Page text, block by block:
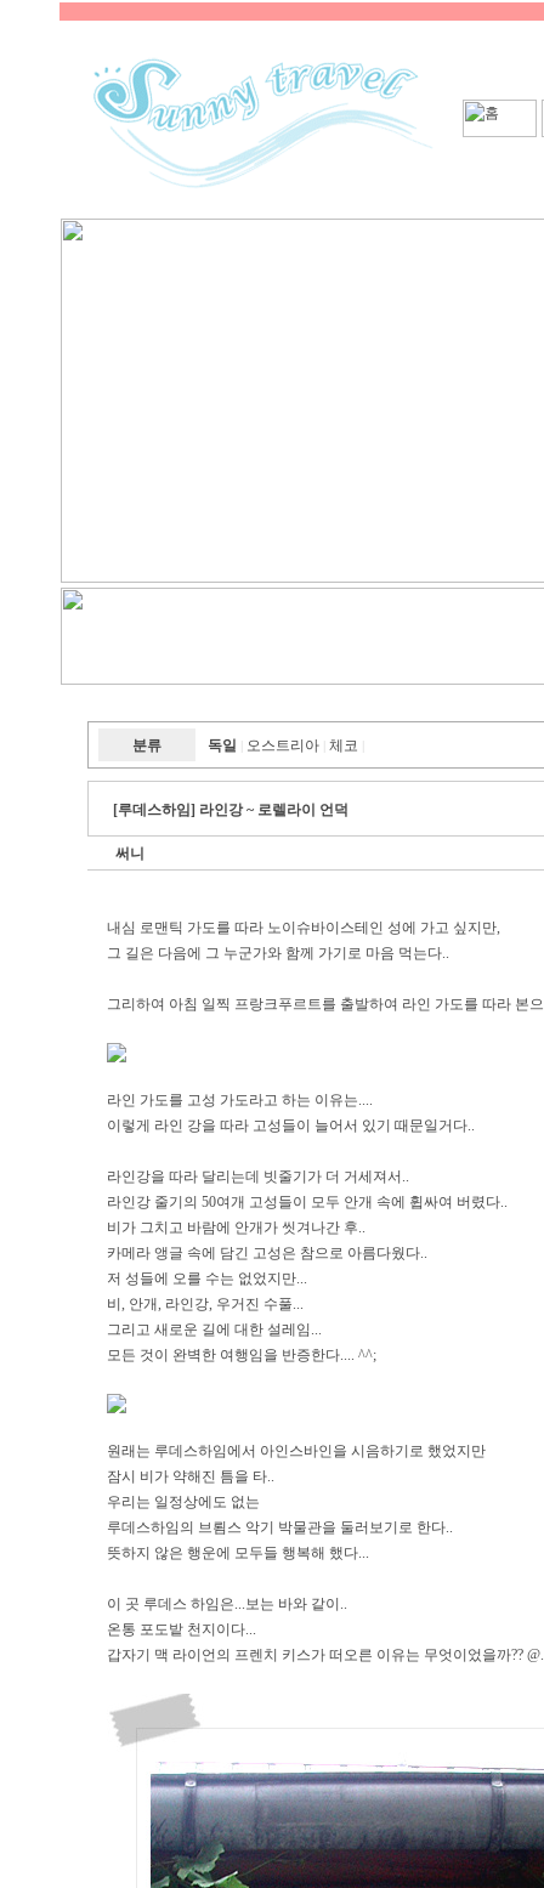
분류 독일 오스트리아 체코
[루데스하임] 라인강 ~ 로렐라이 언덕
써니
내심 로맨틱 가도를 따라 노이슈바이스테인 성에 가고 싶지만,
그 길은 다음에 그 누군가와 함께 가기로 마음 먹는다..
그리하여 아침 일찍 프랑크푸르트를 출발하여 라인 가도를 따라 본
라인 가도를 고성 가도라고 하는 이유는....
이렇게 라인 강을 따라 고성들이 늘어서 있기 때문일거다..
라인강을 따라 달리는데 빗줄기가 더 거세져서..
라인강 줄기의 50여개 고성들이 모두 안개 속에 휩싸여 버렸다..
비가 그치고 바람에 안개가 씻겨나간 후..
카메라 앵글 속에 담긴 고성은 참으로 아름다웠다..
저 성들에 오를 수는 없었지만...
비, 안개, 라인강, 우거진 수풀...
그리고 새로운 길에 대한 설레임...
모든 것이 완벽한 여행임을 반증한다.... ^^;
원래는 루데스하임에서 아인스바인을 시음하기로 했었지만
잠시 비가 약해진 틈을 타..
우리는 일정상에도 없는
루데스하임의 브룀스 악기 박물관을 둘러보기로 한다..
뜻하지 않은 행운에 모두들 행복해 했다...
이 곳 루데스 하임은...보는 바와 같이..
온통 포도밭 천지이다...
갑자기 맥 라이언의 프렌치 키스가 떠오른 이유는 무엇이었을까??